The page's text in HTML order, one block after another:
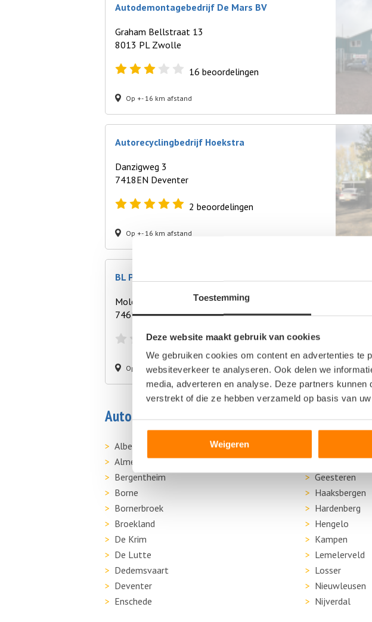
Toestemming
Deze website maakt gebruik van cookies
We gebruiken cookies om content en advertenties te
websiteverkeer te analyseren. Ook delen we
media, adverteren en analyse. Deze partners
verstrekt of die ze hebben verzameld op basis van
Weigeren
Autodemontagebedrijf De Mars BV
Graham Bellstraat 13
8013 PL Zwolle
16 beoordelingen
Op +- 16 km afstand
Autorecyclingbedrijf Hoekstra
Danzigweg 3
7418EN Deventer
2 beoordelingen
Op +- 16 km afstand
BL Parts
Molendijk Noord 80
7461JE Rijssen
0beoordelingen
Op +- 18 km afstand
Autosloperij in de buurt van Raalte
Albergen
Almelo
Bergentheim
Borne
Bornerbroek
Broekland
De Krim
De Lutte
Dedemsvaart
Deventer
Enschede
Ermelo
Geesteren
Haaksbergen
Hardenberg
Hengelo
Kampen
Lemelerveld
Losser
Nieuwleusen
Nijverdal